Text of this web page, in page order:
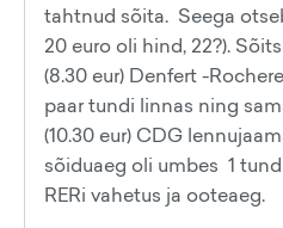
tahtnud sõita. Seega
20 euro oli hind, 22?).
(8.30 eur) Denfert -
paar tundi linnas ning
(10.30 eur) CDG
sõiduaeg oli umbes 1
RERi vahetus ja ooteaeg.